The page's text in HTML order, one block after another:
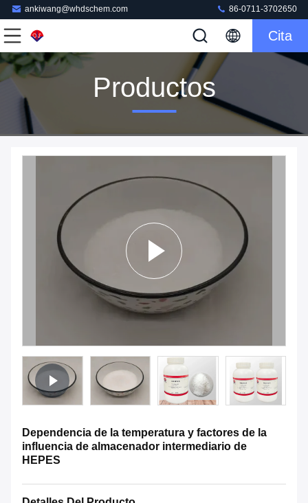
ankiwang@whdschem.com 86-0711-3702650
Cita
Productos
Dependencia de la temperatura y factores de la
influencia de almacenador intermediario de
HEPES